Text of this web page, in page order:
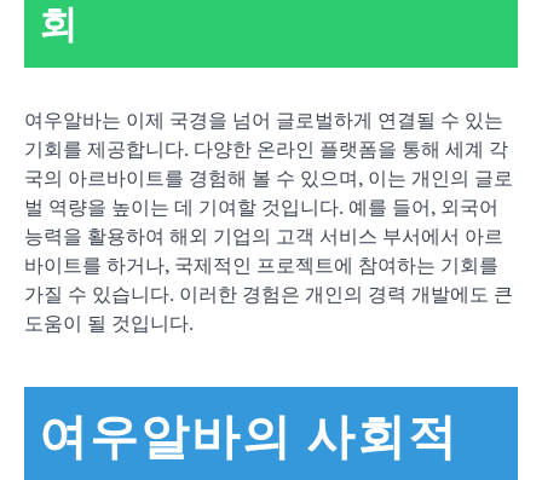
회
여우알바는 이제 국경을 넘어 글로벌하게 연결될 수 있는
기회를 제공합니다. 다양한 온라인 플랫폼을 통해 세계 각
국의 아르바이트를 경험해 볼 수 있으며, 이는 개인의 글로
벌 역량을 높이는 데 기여할 것입니다. 예를 들어, 외국어
능력을 활용하여 해외 기업의 고객 서비스 부서에서 아르
바이트를 하거나, 국제적인 프로젝트에 참여하는 기회를
가질 수 있습니다. 이러한 경험은 개인의 경력 개발에도 큰
도움이 될 것입니다.
여우알바의 사회적